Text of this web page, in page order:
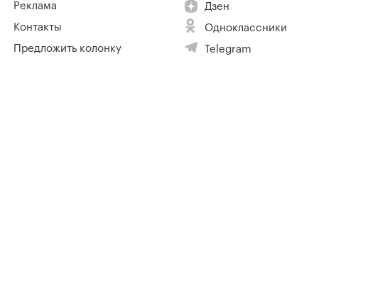
Реклама
Контакты
Предложить колонку
Дзен
Одноклассники
Telegram